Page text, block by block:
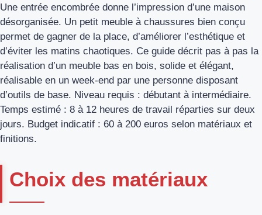
Une entrée encombrée donne l’impression d’une maison
désorganisée. Un petit meuble à chaussures bien conçu
permet de gagner de la place, d’améliorer l’esthétique et
d’éviter les matins chaotiques. Ce guide décrit pas à pas la
réalisation d’un meuble bas en bois, solide et élégant,
réalisable en un week-end par une personne disposant
d’outils de base. Niveau requis : débutant à intermédiaire.
Temps estimé : 8 à 12 heures de travail réparties sur deux
jours. Budget indicatif : 60 à 200 euros selon matériaux et
finitions.
Choix des matériaux